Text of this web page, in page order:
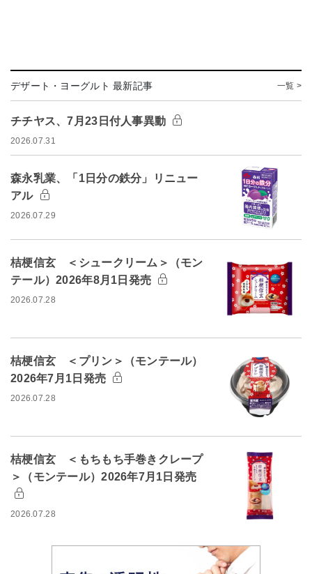
デザート・ヨーグルト 最新記事 一覧 >
チチヤス、7月23日付人事異動
2026.07.31
森永乳業、「1日分の鉄分」リニュー
アル
2026.07.29
桔梗信玄 ＜シュークリーム＞（モン
テール）2026年8月1日発売
2026.07.28
桔梗信玄 ＜プリン＞（モンテール）
2026年7月1日発売
2026.07.28
桔梗信玄 ＜もちもち手巻きクレープ
＞（モンテール）2026年7月1日発売
2026.07.28